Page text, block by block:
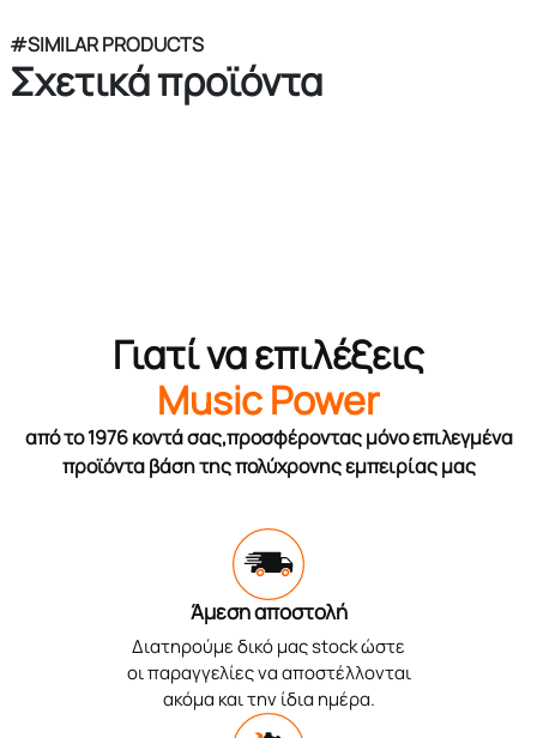
#SIMILAR PRODUCTS
Σχετικά προϊόντα
Γιατί να επιλέξεις
Music Power
από το 1976 κοντά σας,προσφέροντας μόνο επιλεγμένα
προϊόντα βάση της πολύχρονης εμπειρίας μας
Άμεση αποστολή
Διατηρούμε δικό μας stock ώστε
οι παραγγελίες να αποστέλλονται
ακόμα και την ίδια ημέρα.